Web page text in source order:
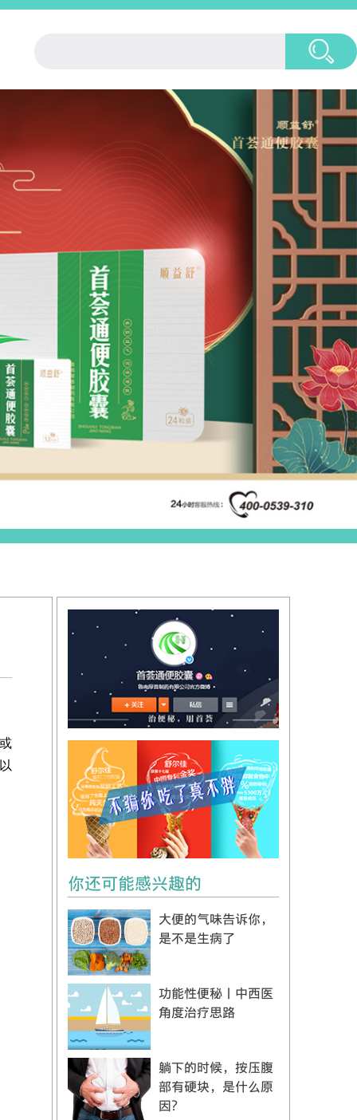
你还可能感兴趣的
大便的气味告诉你，
是不是生病了
功能性便秘丨中西医
角度治疗思路
躺下的时候，按压腹
部有硬块，是什么原
因？